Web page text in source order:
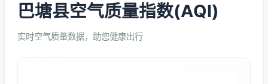
巴塘县空气质量指数(AQI)
实时空气质量数据，助您健康出行